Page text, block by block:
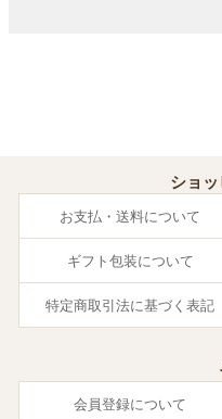
ショ
お支払・送料について
ギフト包装について
特定商取引法に基づく表記
会員登録について